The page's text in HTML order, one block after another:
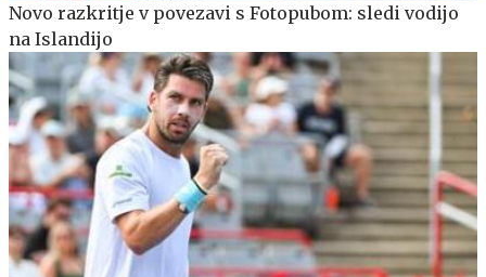
Novo razkritje v povezavi s Fotopubom: sledi vodijo
na Islandijo